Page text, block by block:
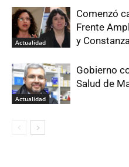
Actualidad
Comenzó
Frente
y
Actualidad
Gobierno
Salud de